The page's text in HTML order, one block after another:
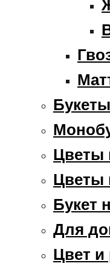
Букеты
Цветы
Цветы
Букет
Для
Цвет и